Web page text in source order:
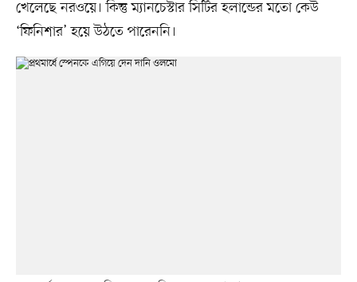
খেলেছে নরওয়ে। কিন্তু ম্যানচেস্টার সিটির হলান্ডের মতো কেউ
‘ফিনিশার’ হয়ে উঠতে পারেননি।